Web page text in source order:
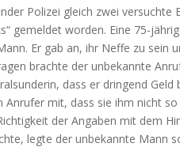
Polizei gleich zwei versuchte
gemeldet worden. Eine 75-
Er gab an, ihr Neffe zu sein
brachte der unbekannte
dass er dringend Geld
mit, dass sie ihm nicht
der Angaben mit dem
legte der unbekannte Mann